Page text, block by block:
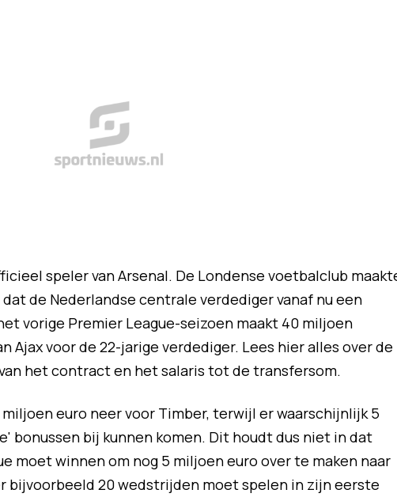
speler van Arsenal. De Londense voetbalclub
de Nederlandse centrale verdediger vanaf nu een
vorige Premier League-seizoen maakt 40 miljoen
Ajax voor de 22-jarige verdediger. Lees hier alles over de
het contract en het salaris tot de transfersom.
euro neer voor Timber, terwijl er waarschijnlijk 5
bonussen bij kunnen komen. Dit houdt dus niet in dat
moet winnen om nog 5 miljoen euro over te maken naar
bijvoorbeeld 20 wedstrijden moet spelen in zijn eerste